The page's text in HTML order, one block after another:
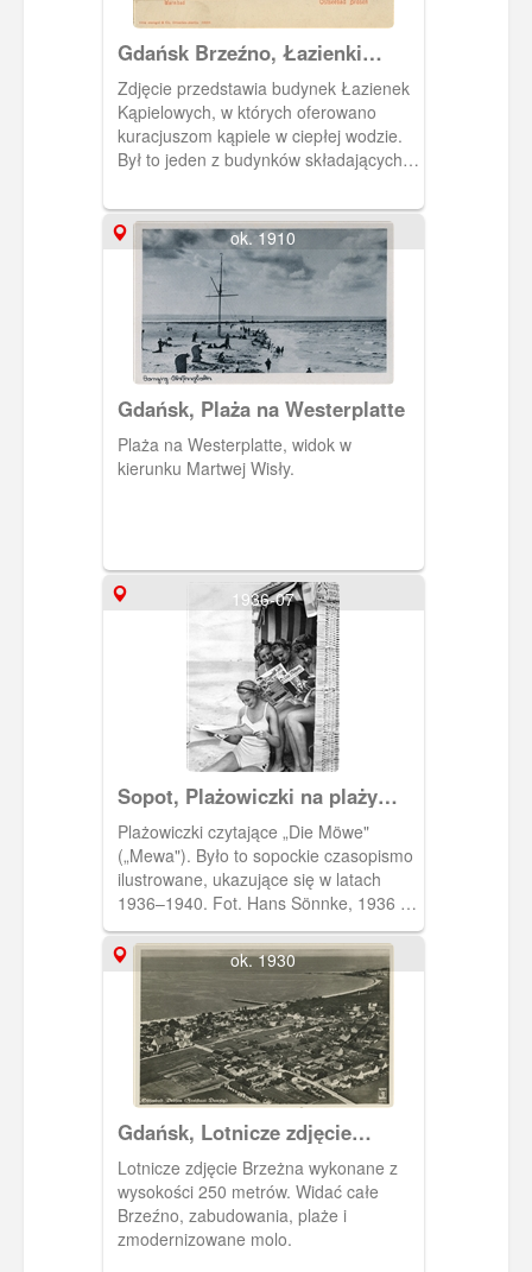
Gdańsk Brzeźno, Łazienki
Kąpielowe Danzig, Brösen
Warmbad
Zdjęcie przedstawia budynek Łazienek
Kąpielowych, w których oferowano
kuracjuszom kąpiele w ciepłej wodzie.
Był to jeden z budynków składających
ok. 1910
Gdańsk, Plaża na Westerplatte
Plaża na Westerplatte, widok w
kierunku Martwej Wisły.
1936-07
Sopot, Plażowiczki na plaży
przy lekturze „Die Möwe"
Plażowiczki czytające „Die Möwe"
(„Mewa"). Było to sopockie czasopismo
ilustrowane, ukazujące się w latach
1936–1940. Fot. Hans Sönnke, 1936 r.,
„Die Möwe".
ok. 1930
Gdańsk, Lotnicze zdjęcie
Brzeźna
Lotnicze zdjęcie Brzeżna wykonane z
wysokości 250 metrów. Widać całe
Brzeźno, zabudowania, plaże i
zmodernizowane molo.